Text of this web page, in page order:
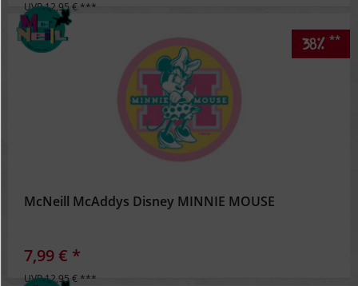
UVP 12,95 € ***
38% **
McNeill McAddys Disney MINNIE MOUSE
7,99 € *
UVP 12,95 € ***